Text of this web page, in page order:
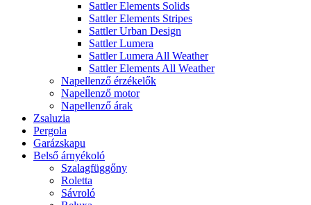
Sattler Elements Solids
Sattler Elements Stripes
Sattler Urban Design
Sattler Lumera
Sattler Lumera All Weather
Sattler Elements All Weather
Napellenző érzékelők
Napellenző motor
Napellenző árak
Zsaluzia
Pergola
Garázskapu
Belső árnyékoló
Szalagfüggőny
Roletta
Sávroló